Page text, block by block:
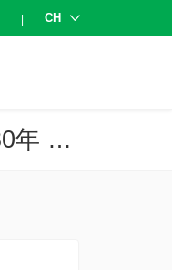
| CH
2024年泰国对中国榴梿出口值可望同比增长12%，增速比上年的30%放缓（经济观察 第30年 第4036号）